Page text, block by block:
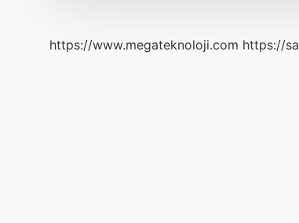
https://www.megateknoloji.com https://